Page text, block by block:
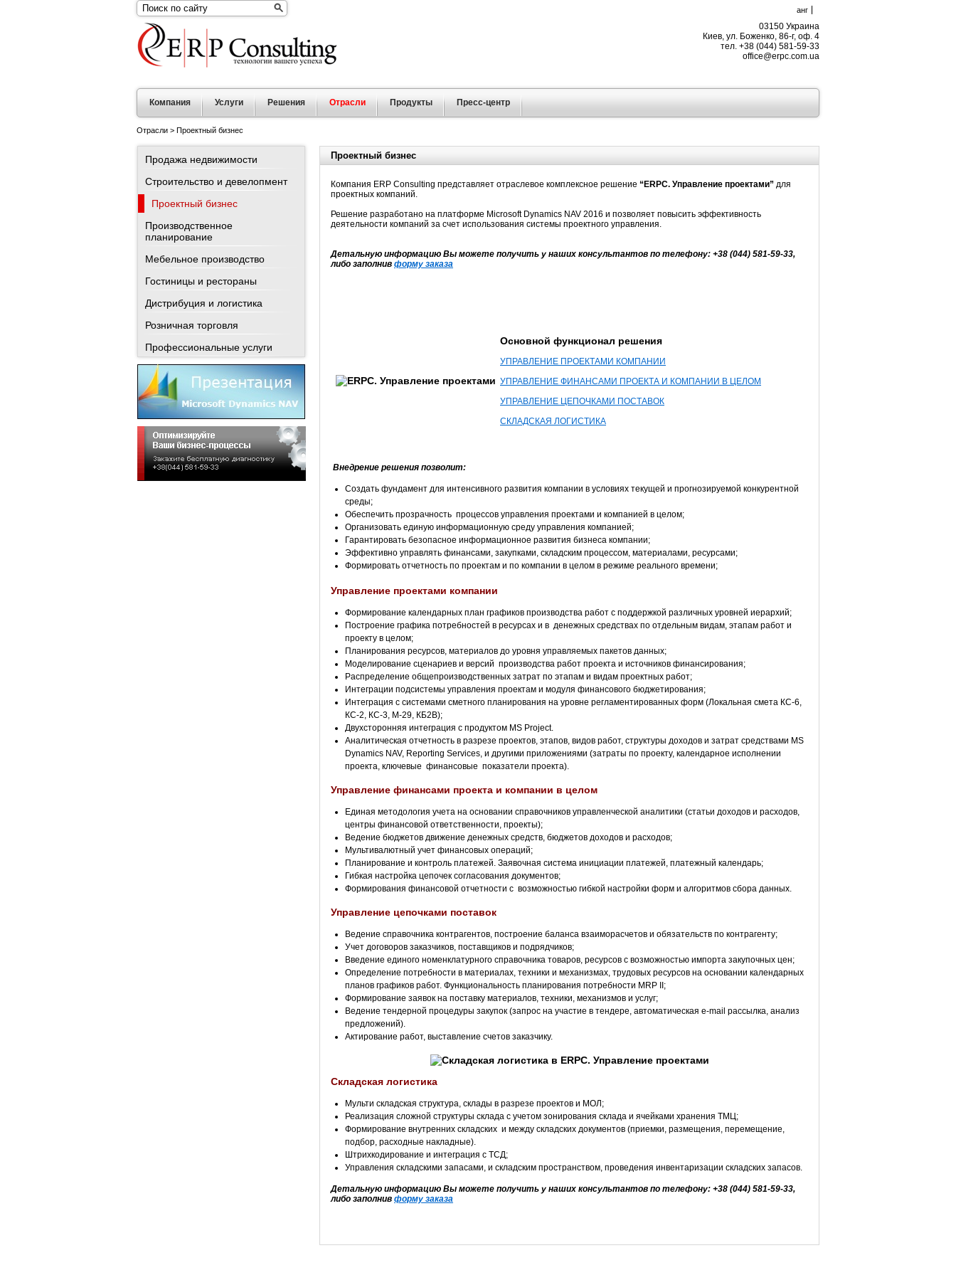
03150 Украина
Киев, ул. Боженко, 86-г, оф. 4
тел. +38 (044) 581-59-33
office@erpc.com.ua
анг
Компания Услуги Решения Отрасли Продукты Пресс-центр
Отрасли > Проектный бизнес
Продажа недвижимости
Строительство и девелопмент
Проектный бизнес
Производственное
планирование
Мебельное производство
Гостиницы и рестораны
Дистрибуция и логистика
Розничная торговля
Профессиональные услуги
Проектный бизнес
Компания ERP Consulting представляет отраслевое комплексное решение “ERPC. Управление проектами” для
проектных компаний.
Решение разработано на платформе Microsoft Dynamics NAV 2016 и позволяет повысить эффективность
деятельности компаний за счет использования системы проектного управления.
Детальную информацию Вы можете получить у наших консультантов по телефону: +38 (044) 581-59-33,
либо заполнив форму заказа
Основной функционал решения
УПРАВЛЕНИЕ ПРОЕКТАМИ КОМПАНИИ
УПРАВЛЕНИЕ ФИНАНСАМИ ПРОЕКТА И КОМПАНИИ В ЦЕЛОМ
УПРАВЛЕНИЕ ЦЕПОЧКАМИ ПОСТАВОК
СКЛАДСКАЯ ЛОГИСТИКА
Внедрение решения позволит:
Создать фундамент для интенсивного развития компании в условиях текущей и прогнозируемой конкурентной
среды;
Обеспечить прозрачность процессов управления проектами и компанией в целом;
Организовать единую информационную среду управления компанией;
Гарантировать безопасное информационное развития бизнеса компании;
Эффективно управлять финансами, закупками, складским процессом, материалами, ресурсами;
Формировать отчетность по проектам и по компании в целом в режиме реального времени;
Управление проектами компании
Формирование календарных план графиков производства работ с поддержкой различных уровней иерархий;
Построение графика потребностей в ресурсах и в денежных средствах по отдельным видам, этапам работ и
проекту в целом;
Планирования ресурсов, материалов до уровня управляемых пакетов данных;
Моделирование сценариев и версий производства работ проекта и источников финансирования;
Распределение общепроизводственных затрат по этапам и видам проектных работ;
Интеграции подсистемы управления проектам и модуля финансового бюджетирования;
Интеграция с системами сметного планирования на уровне регламентированных форм (Локальная смета КС-6,
КС-2, КС-3, М-29, КБ2В);
Двухсторонняя интеграция с продуктом MS Project.
Аналитическая отчетность в разрезе проектов, этапов, видов работ, структуры доходов и затрат средствами MS
Dynamics NAV, Reporting Services, и другими приложениями (затраты по проекту, календарное исполнении
проекта, ключевые финансовые показатели проекта).
Управление финансами проекта и компании в целом
Единая методология учета на основании справочников управленческой аналитики (статьи доходов и расходов,
центры финансовой ответственности, проекты);
Ведение бюджетов движение денежных средств, бюджетов доходов и расходов;
Мультивалютный учет финансовых операций;
Планирование и контроль платежей. Заявочная система инициации платежей, платежный календарь;
Гибкая настройка цепочек согласования документов;
Формирования финансовой отчетности с возможностью гибкой настройки форм и алгоритмов сбора данных.
Управление цепочками поставок
Ведение справочника контрагентов, построение баланса взаиморасчетов и обязательств по контрагенту;
Учет договоров заказчиков, поставщиков и подрядчиков;
Введение единого номенклатурного справочника товаров, ресурсов с возможностью импорта закупочных цен;
Определение потребности в материалах, техники и механизмах, трудовых ресурсов на основании календарных
планов графиков работ. Функциональность планирования потребности MRP II;
Формирование заявок на поставку материалов, техники, механизмов и услуг;
Ведение тендерной процедуры закупок (запрос на участие в тендере, автоматическая е-mail рассылка, анализ
предложений).
Актирование работ, выставление счетов заказчику.
Складская логистика
Мульти складская структура, склады в разрезе проектов и МОЛ;
Реализация сложной структуры склада с учетом зонирования склада и ячейками хранения ТМЦ;
Формирование внутренних складских и между складских документов (приемки, размещения, перемещение,
подбор, расходные накладные).
Штрихкодирование и интеграция с ТСД;
Управления складскими запасами, и складским пространством, проведения инвентаризации складских запасов.
Детальную информацию Вы можете получить у наших консультантов по телефону: +38 (044) 581-59-33,
либо заполнив форму заказа